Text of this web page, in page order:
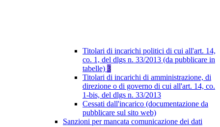
Titolari di incarichi politici di cui all'art. 14,
co. 1, del dlgs n. 33/2013 (da pubblicare in
tabelle) 3
Titolari di incarichi di amministrazione, di
direzione o di governo di cui all'art. 14, co.
1-bis, del dlgs n. 33/2013
Cessati dall'incarico (documentazione da
pubblicare sul sito web)
Sanzioni per mancata comunicazione dei dati